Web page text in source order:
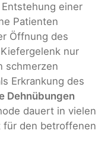
einer
Patienten
Öffnung des
nur
schmerzen
Erkrankung des
Dehnübungen
dauert in vielen
für den betroffenen